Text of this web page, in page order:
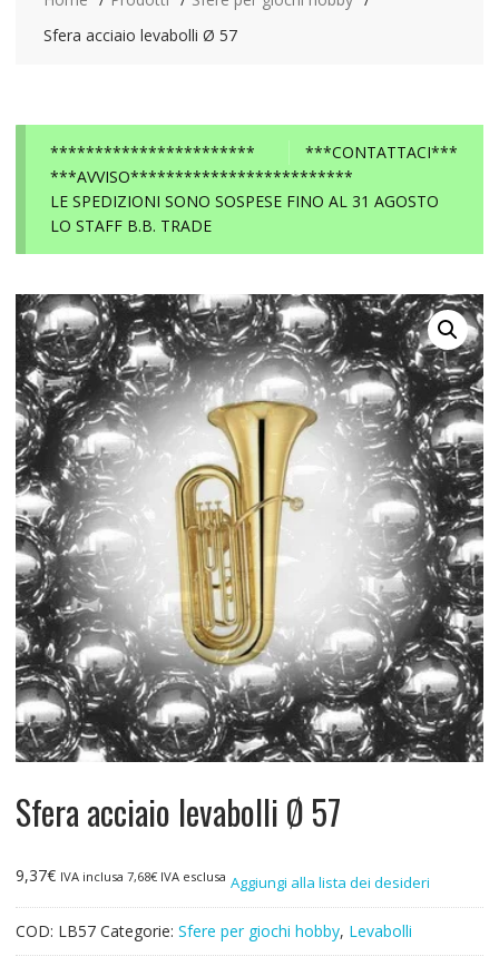
Sfera acciaio levabolli Ø 57
***CONTATTACI***
***********************
***AVVISO*************************
LE SPEDIZIONI SONO SOSPESE FINO AL 31 AGOSTO
LO STAFF B.B. TRADE
Sfera acciaio levabolli Ø 57
9,37€ IVA inclusa 7,68€IVA esclusa Aggiungi alla lista dei desideri
COD: LB57 Categorie: Sfere per giochi hobby, Levabolli